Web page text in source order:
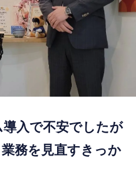
入で不安でしたが
務を見直すきっか